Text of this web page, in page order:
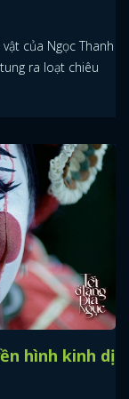
của Ngọc Thanh
ra loạt chiêu
hình kinh dị